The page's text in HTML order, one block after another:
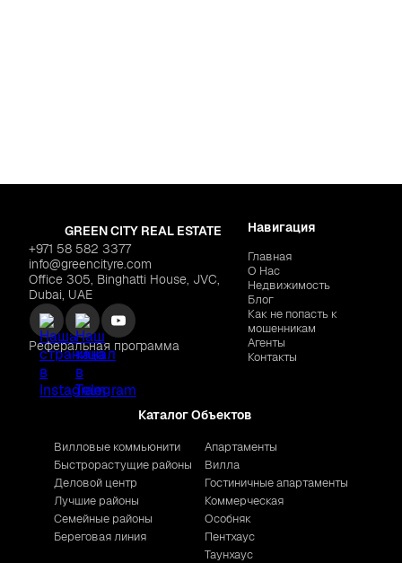
GREEN CITY REAL ESTATE
+971 58 582 3377
info@greencityre.com
Office 305, Binghatti House, JVC,
Dubai, UAE
Реферальная программа
Навигация
Главная
О Нас
Недвижимость
Блог
Как не попасть к
мошенникам
Агенты
Контакты
Каталог Объектов
Вилловые коммьюнити
Быстрорастущие районы
Деловой центр
Лучшие районы
Семейные районы
Береговая линия
Апартаменты
Вилла
Гостиничные апартаменты
Коммерческая
Особняк
Пентхаус
Таунхаус